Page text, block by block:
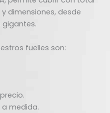
dimensiones, desde
gigantes.
fuelles son:
medida.